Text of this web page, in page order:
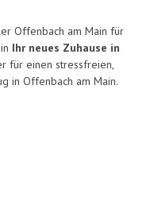
Offenbach am Main für
Ihr neues Zuhause in
für einen stressfreien,
in Offenbach am Main.